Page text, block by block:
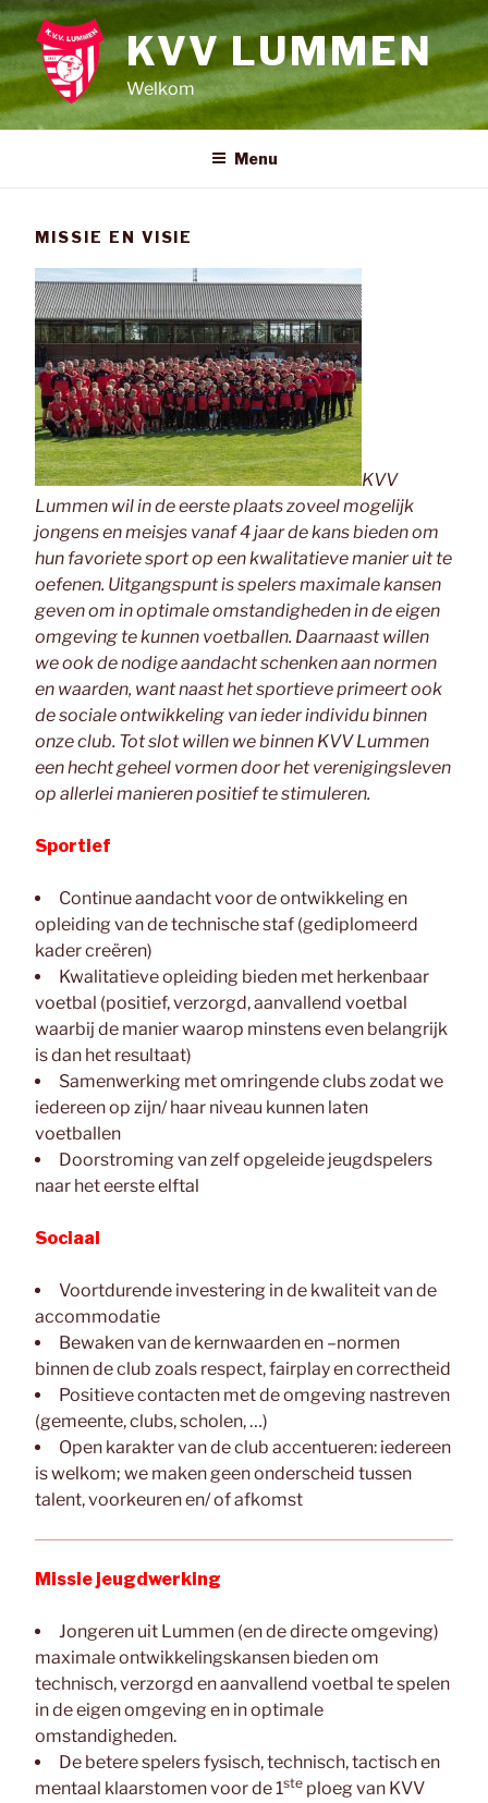
Spring
naar
de
inhoud
KVV LUMMEN
Welkom
Menu
MISSIE EN VISIE
KVV
Lummen wil in de eerste plaats zoveel mogelijk
jongens en meisjes vanaf 4 jaar de kans bieden om
hun favoriete sport op een kwalitatieve manier uit te
oefenen. Uitgangspunt is spelers maximale kansen
geven om in optimale omstandigheden in de eigen
omgeving te kunnen voetballen. Daarnaast willen
we ook de nodige aandacht schenken aan normen
en waarden, want naast het sportieve primeert ook
de sociale ontwikkeling van ieder individu binnen
onze club. Tot slot willen we binnen KVV Lummen
een hecht geheel vormen door het verenigingsleven
op allerlei manieren positief te stimuleren.
Sportief
Continue aandacht voor de ontwikkeling en
opleiding van de technische staf (gediplomeerd
kader creëren)
Kwalitatieve opleiding bieden met herkenbaar
voetbal (positief, verzorgd, aanvallend voetbal
waarbij de manier waarop minstens even belangrijk
is dan het resultaat)
Samenwerking met omringende clubs zodat we
iedereen op zijn/ haar niveau kunnen laten
voetballen
Doorstroming van zelf opgeleide jeugdspelers
naar het eerste elftal
Sociaal
Voortdurende investering in de kwaliteit van de
accommodatie
Bewaken van de kernwaarden en –normen
binnen de club zoals respect, fairplay en correctheid
Positieve contacten met de omgeving nastreven
(gemeente, clubs, scholen, …)
Open karakter van de club accentueren: iedereen
is welkom; we maken geen onderscheid tussen
talent, voorkeuren en/ of afkomst
Missie jeugdwerking
Jongeren uit Lummen (en de directe omgeving)
maximale ontwikkelingskansen bieden om
technisch, verzorgd en aanvallend voetbal te spelen
in de eigen omgeving en in optimale
omstandigheden.
De betere spelers fysisch, technisch, tactisch en
mentaal klaarstomen voor de 1ste ploeg van KVV